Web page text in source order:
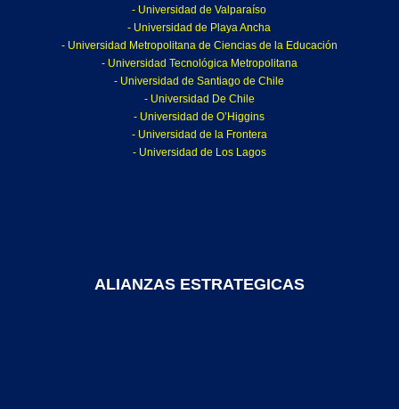
- Universidad de Valparaíso
- Universidad de Playa Ancha
- Universidad Metropolitana de Ciencias de la Educación
- Universidad Tecnológica Metropolitana
- Universidad de Santiago de Chile
- Universidad De Chile
- Universidad de O’Higgins
- Universidad de la Frontera
- Universidad de Los Lagos
ALIANZAS ESTRATEGICAS